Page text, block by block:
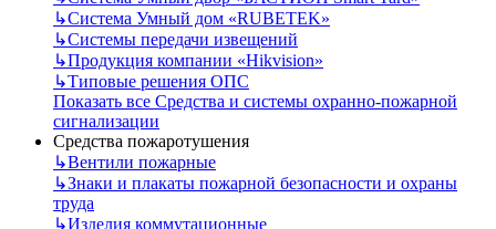
↳Система Умный дом «RUBETEK»
↳Системы передачи извещений
↳Продукция компании «Hikvision»
↳Типовые решения ОПС
Показать все Средства и системы охранно-пожарной
сигнализации
Средства пожаротушения
↳Вентили пожарные
↳Знаки и плакаты пожарной безопасности и охраны
труда
↳Изделия коммутационные